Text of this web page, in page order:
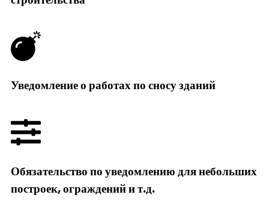
Уведомление о работах по сносу зданий
Обязательство по уведомлению для небольших
построек, ограждений и т.д.